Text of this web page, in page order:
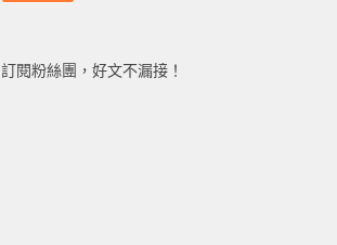
訂閱粉絲團，好文不漏接！